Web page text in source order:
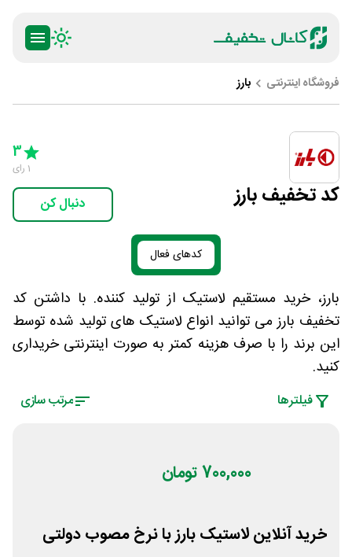
فروشگاه اینترنتی بارز
کد تخفیف بارز
5 Stars
3
1 رای
دنبال کن
کدهای فعال
بارز، خرید مستقیم لاستیک از تولید کننده. با داشتن کد
تخفیف بارز می توانید انواع لاستیک های تولید شده توسط
این برند را با صرف هزینه کمتر به صورت اینترنتی خریداری
کنید.
فیلتر‌ها مرتب سازی
700,000 تومان
خرید آنلاین لاستیک بارز با نرخ مصوب دولتی